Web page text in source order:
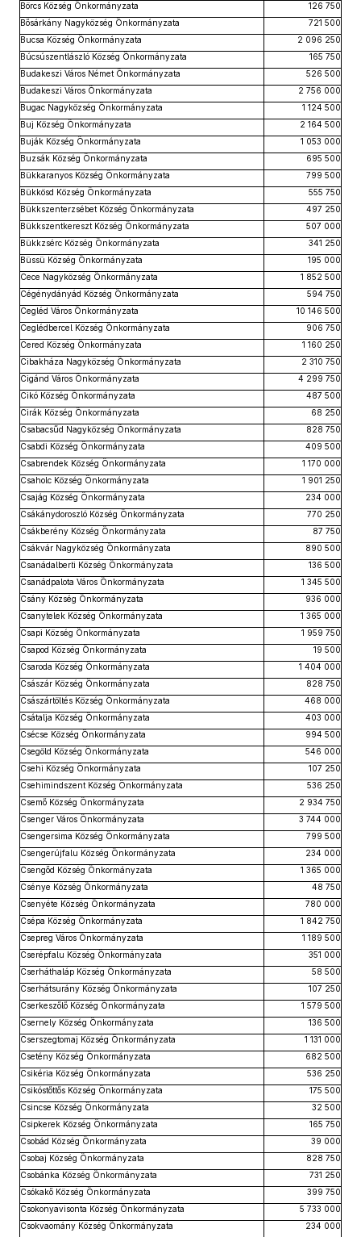
Börcs Község Önkormányzata
126 750
Bősárkány Nagyközség Önkormányzata
721 500
Bucsa Község Önkormányzata
2 096 250
Búcsúszentlászló Község Önkormányzata
165 750
Budakeszi Város Német Önkormányzata
526 500
Budakeszi Város Önkormányzata
2 756 000
Bugac Nagyközség Önkormányzata
1 124 500
Buj Község Önkormányzata
2 164 500
Buják Község Önkormányzata
1 053 000
Buzsák Község Önkormányzata
695 500
Bükkaranyos Község Önkormányzata
799 500
Bükkösd Község Önkormányzata
555 750
Bükkszenterzsébet Község Önkormányzata
497 250
Bükkszentkereszt Község Önkormányzata
507 000
Bükkzsérc Község Önkormányzata
341 250
Büssü Község Önkormányzata
195 000
Cece Nagyközség Önkormányzata
1 852 500
Cégénydányád Község Önkormányzata
594 750
Cegléd Város Önkormányzata
10 146 500
Ceglédbercel Község Önkormányzata
906 750
Cered Község Önkormányzata
1 160 250
Cibakháza Nagyközség Önkormányzata
2 310 750
Cigánd Város Önkormányzata
4 299 750
Cikó Község Önkormányzata
487 500
Cirák Község Önkormányzata
68 250
Csabacsűd Nagyközség Önkormányzata
828 750
Csabdi Község Önkormányzata
409 500
Csabrendek Község Önkormányzata
1 170 000
Csaholc Község Önkormányzata
1 901 250
Csajág Község Önkormányzata
234 000
Csákánydoroszló Község Önkormányzata
770 250
Csákberény Község Önkormányzata
87 750
Csákvár Nagyközség Önkormányzata
890 500
Csanádalberti Község Önkormányzata
136 500
Csanádpalota Város Önkormányzata
1 345 500
Csány Község Önkormányzata
936 000
Csanytelek Község Önkormányzata
1 365 000
Csapi Község Önkormányzata
1 959 750
Csapod Község Önkormányzata
19 500
Csaroda Község Önkormányzata
1 404 000
Császár Község Önkormányzata
828 750
Császártöltés Község Önkormányzata
468 000
Csátalja Község Önkormányzata
403 000
Csécse Község Önkormányzata
994 500
Csegöld Község Önkormányzata
546 000
Csehi Község Önkormányzata
107 250
Csehimindszent Község Önkormányzata
536 250
Csemő Község Önkormányzata
2 934 750
Csenger Város Önkormányzata
3 744 000
Csengersima Község Önkormányzata
799 500
Csengerújfalu Község Önkormányzata
234 000
Csengőd Község Önkormányzata
1 365 000
Csénye Község Önkormányzata
48 750
Csenyéte Község Önkormányzata
780 000
Csépa Község Önkormányzata
1 842 750
Csepreg Város Önkormányzata
1 189 500
Cserépfalu Község Önkormányzata
351 000
Cserháthaláp Község Önkormányzata
58 500
Cserhátsurány Község Önkormányzata
107 250
Cserkeszőlő Község Önkormányzata
1 579 500
Csernely Község Önkormányzata
136 500
Cserszegtomaj Község Önkormányzata
1 131 000
Csetény Község Önkormányzata
682 500
Csikéria Község Önkormányzata
536 250
Csikóstőttős Község Önkormányzata
175 500
Csincse Község Önkormányzata
32 500
Csipkerek Község Önkormányzata
165 750
Csobád Község Önkormányzata
39 000
Csobaj Község Önkormányzata
828 750
Csobánka Község Önkormányzata
731 250
Csókakő Község Önkormányzata
399 750
Csokonyavisonta Község Önkormányzata
5 733 000
Csokvaomány Község Önkormányzata
234 000